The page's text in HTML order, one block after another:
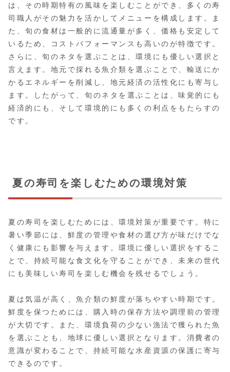
は、その時期特有の風味を楽しむことができ、多くの寿
司職人がその魅力を活かしてメニューを構成します。ま
た、旬の食材は一般的に流通量が多く、価格も安定して
いるため、コストパフォーマンスも高いのが特徴です。
さらに、旬のネタを選ぶことは、環境にも優しい選択と
言えます。地元で採れる魚介類を選ぶことで、輸送にか
かるエネルギーを削減し、地元経済の活性化にも寄与し
ます。したがって、旬のネタを選ぶことは、味覚的にも
経済的にも、そして環境的にも多くの利点をもたらすの
です。
夏の寿司を楽しむための環境対策
夏の寿司を楽しむためには、環境対策が重要です。特に
暑い季節には、鮮度の管理や食材の選び方が味だけでな
く健康にも影響を与えます。環境に優しい選択をするこ
とで、持続可能な食文化を守ることができ、未来の世代
にも美味しい寿司を楽しむ機会を残せるでしょう。
夏は気温が高く、魚介類の鮮度が落ちやすい時期です。
鮮度を保つためには、購入時の保存方法や調理前の管理
が大切です。また、環境負荷の少ない漁法で獲られた魚
を選ぶことも、地球に優しい選択となります。消費者の
意識が変わることで、持続可能な水産資源の保護に寄与
できるのです。